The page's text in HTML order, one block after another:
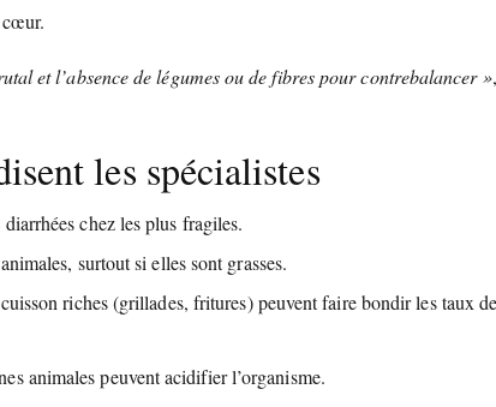
cœur.
et l’absence de légumes ou de fibres pour contrebalancer »,
les spécialistes
chez les plus fragiles.
surtout si elles sont grasses.
riches (grillades, fritures) peuvent faire bondir les taux
animales peuvent acidifier l’organisme.